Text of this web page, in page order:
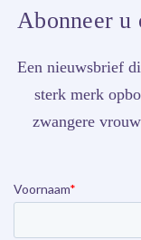
Abonneer
Een nieuwsbrief
sterk merk
zwangere